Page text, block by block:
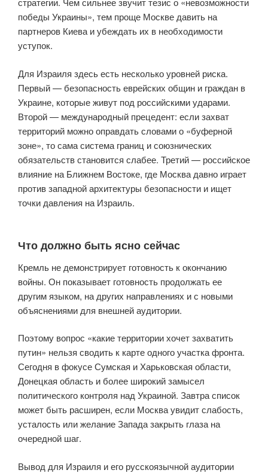
победы Украины», тем проще Москве давить на
партнеров Киева и убеждать их в необходимости
уступок.
Для Израиля здесь есть несколько уровней риска.
Первый — безопасность еврейских общин и граждан в
Украине, которые живут под российскими ударами.
Второй — международный прецедент: если захват
территорий можно оправдать словами о «буферной
зоне», то сама система границ и союзнических
обязательств становится слабее. Третий — российское
влияние на Ближнем Востоке, где Москва давно играет
против западной архитектуры безопасности и ищет
точки давления на Израиль.
Что должно быть ясно сейчас
Кремль не демонстрирует готовность к окончанию
войны. Он показывает готовность продолжать ее
другим языком, на других направлениях и с новыми
объяснениями для внешней аудитории.
Поэтому вопрос «какие территории хочет захватить
путин» нельзя сводить к карте одного участка фронта.
Сегодня в фокусе Сумская и Харьковская области,
Донецкая область и более широкий замысел
политического контроля над Украиной. Завтра список
может быть расширен, если Москва увидит слабость,
усталость или желание Запада закрыть глаза на
очередной шаг.
Вывод для Израиля и его русскоязычной аудитории